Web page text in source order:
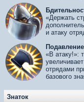
«Держать
и атаку
Подавление
«В атаку!»:
отрядами
базового
Знаток